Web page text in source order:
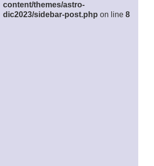
content/themes/astro-
dic2023/sidebar-post.php on line 8